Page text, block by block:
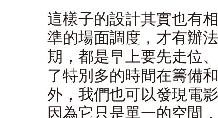
這樣子的設計其實也有
準的場面調度，才有辦
期，都是早上要先走位
了特別多的時間在籌備
外，我們也可以發現電
因為它只是單一的空間